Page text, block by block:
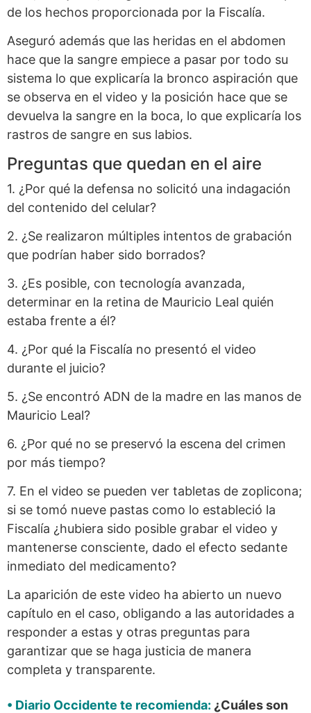
de los hechos proporcionada por la Fiscalía.
Aseguró además que las heridas en el abdomen
hace que la sangre empiece a pasar por todo su
sistema lo que explicaría la bronco aspiración que
se observa en el video y la posición hace que se
devuelva la sangre en la boca, lo que explicaría los
rastros de sangre en sus labios.
Preguntas que quedan en el aire
1. ¿Por qué la defensa no solicitó una indagación
del contenido del celular?
2. ¿Se realizaron múltiples intentos de grabación
que podrían haber sido borrados?
3. ¿Es posible, con tecnología avanzada,
determinar en la retina de Mauricio Leal quién
estaba frente a él?
4. ¿Por qué la Fiscalía no presentó el video
durante el juicio?
5. ¿Se encontró ADN de la madre en las manos de
Mauricio Leal?
6. ¿Por qué no se preservó la escena del crimen
por más tiempo?
7. En el video se pueden ver tabletas de zoplicona;
si se tomó nueve pastas como lo estableció la
Fiscalía ¿hubiera sido posible grabar el video y
mantenerse consciente, dado el efecto sedante
inmediato del medicamento?
La aparición de este video ha abierto un nuevo
capítulo en el caso, obligando a las autoridades a
responder a estas y otras preguntas para
garantizar que se haga justicia de manera
completa y transparente.
• Diario Occidente te recomienda: ¿Cuáles son